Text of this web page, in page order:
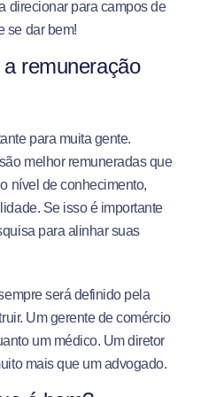
direcionar para campos de
se dar bem!
remuneração
para muita gente.
melhor remuneradas que
nível de conhecimento,
Se isso é importante
para alinhar suas
será definido pela
Um gerente de comércio
um médico. Um diretor
mais que um advogado.